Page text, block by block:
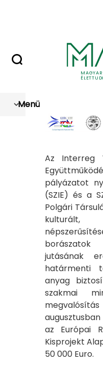
Dunavin
Menü
Az Interreg
pályázatot
(SZIE) és a
Polgári
kulturált,
jutásának
határmenti
anyag
szakmai
az Európai
Kisprojekt
50 000 Euro.